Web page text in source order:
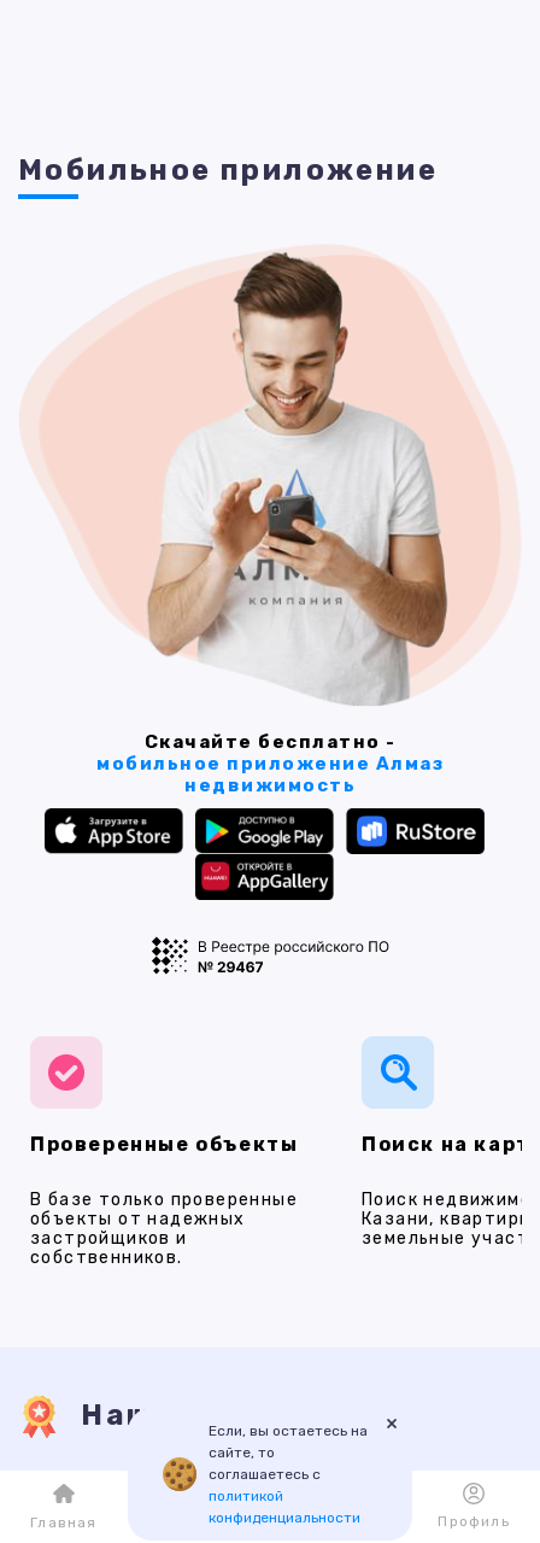
Мобильное приложение
Скачайте бесплатно -
мобильное приложение Алмаз
недвижимость
Проверенные объекты
В базе только проверенные
объекты от надежных
застройщиков и
собственников.
Поиск на
Поиск
Казани,
земельные
Наши услуги
ПРОДАЖА АРЕНДА НОВОСТРОЙКИ ИПОТЕКА
Если, вы остаетесь на
сайте, то
соглашаетесь с
политикой
конфиденциальности
×
Главная Каталог Избранное Профиль